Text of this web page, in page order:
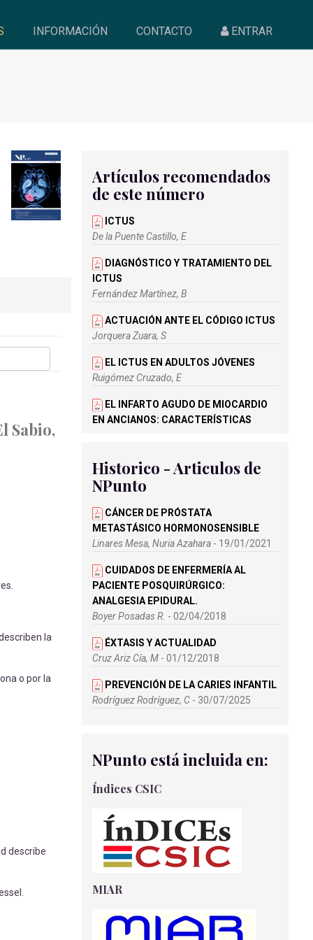
INFORMACIÓN CONTACTO ENTRAR
Sabio,
la
o por la
describe
Artículos recomendados
de este número
ICTUS
De la Puente Castillo, E
DIAGNÓSTICO Y TRATAMIENTO DEL
ICTUS
Fernández Martínez, B
ACTUACIÓN ANTE EL CÓDIGO ICTUS
Jorquera Zuara, S
EL ICTUS EN ADULTOS JÓVENES
Ruigómez Cruzado, E
EL INFARTO AGUDO DE MIOCARDIO
EN ANCIANOS: CARACTERÍSTICAS
Solís Marquínez, M.N
CASO CLÍNICO - SCACEST EN
PACIENTE JOVEN. ATENCIÓN
PREHOSPITALARIA A PROPÓSITO DE
UN CASO
APLICACIÓN DE CODIGO ICTUS
Imaz Argüelles, I
Historico - Articulos de
NPunto
CÁNCER DE PRÓSTATA
METASTÁSICO HORMONOSENSIBLE
Linares Mesa, Nuria Azahara - 19/01/2021
CUIDADOS DE ENFERMERÍA AL
PACIENTE POSQUIRÚRGICO:
ANALGESIA EPIDURAL.
Boyer Posadas R. - 02/04/2018
ÉXTASIS Y ACTUALIDAD
Cruz Ariz Cía, M - 01/12/2018
PREVENCIÓN DE LA CARIES INFANTIL
Rodríguez Rodríguez, C - 30/07/2025
Benítez Florido, A- 29/03/2022
LA ENFERMERA DE ENLACE
MANEJO DE LACTANCIA MATERNA
EN MADRES CON RECIEN NACIDO EN LA
UCI NEONATAL
TROMBOEMBOLISMO PULMONAR EN
PACIENTE PREVIAMENTE SANO EN
NPunto está incluida en:
Índices CSIC
MIAR